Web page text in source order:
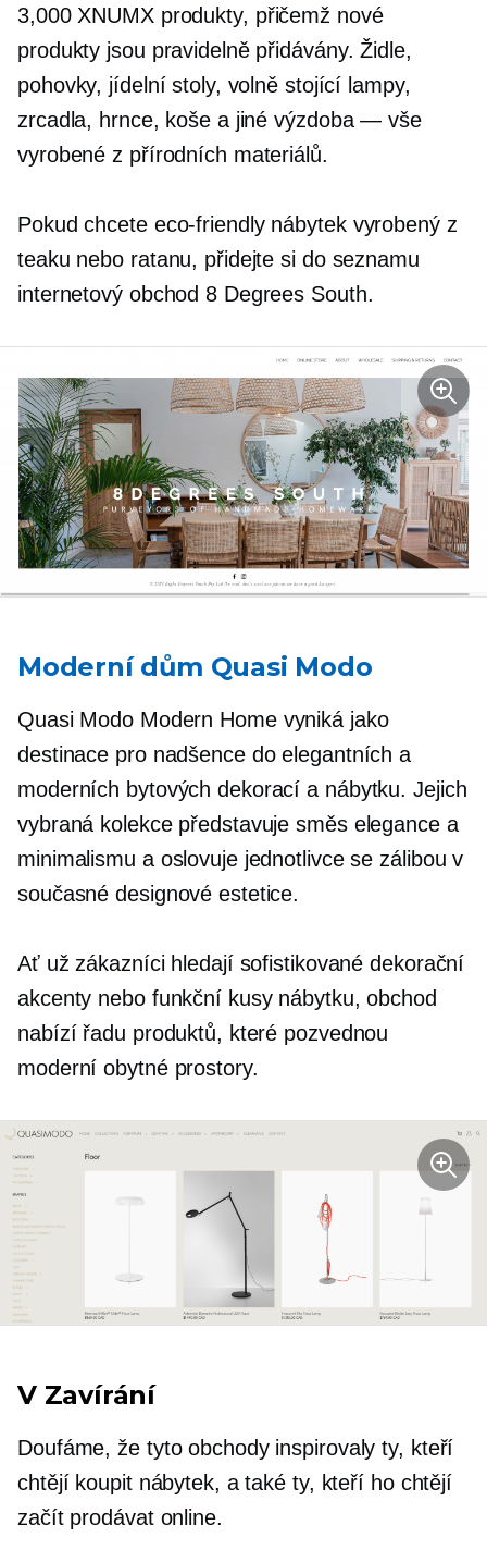
3,000 XNUMX produkty, přičemž nové
produkty jsou pravidelně přidávány. Židle,
pohovky, jídelní stoly, volně stojící lampy,
zrcadla, hrnce, koše a jinévýzdoba — vše
vyrobené z přírodních materiálů.
Pokud chcete eco-friendlynábytek vyrobený z
teaku nebo ratanu, přidejte si do seznamu
internetový obchod 8 Degrees South.
Moderní dům Quasi Modo
Quasi Modo Modern Home vyniká jako
destinace pro nadšence do elegantních a
moderních bytových dekorací a nábytku. Jejich
vybraná kolekce představuje směs elegance a
minimalismu a oslovuje jednotlivce se zálibou v
současné designové estetice.
Ať už zákazníci hledají sofistikované dekorační
akcenty nebo funkční kusy nábytku, obchod
nabízí řadu produktů, které pozvednou
moderní obytné prostory.
V Zavírání
Doufáme, že tyto obchody inspirovaly ty, kteří
chtějí koupit nábytek, a také ty, kteří ho chtějí
začít prodávat online.